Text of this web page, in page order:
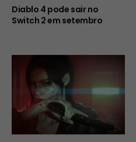
Diablo 4 pode sair no
Switch 2 em setembro